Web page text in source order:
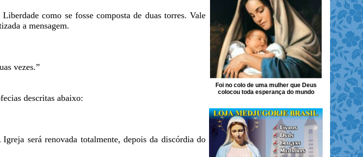
como se fosse composta de duas torres. Vale
a mensagem.
vezes.”
descritas abaixo:
será renovada totalmente, depois da discórdia do
Foi no colo de uma mulher que Deus
colocou toda esperança do mundo